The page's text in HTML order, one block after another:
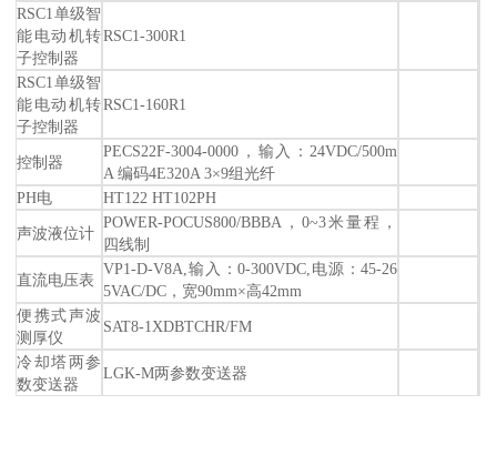
RSC1单级智
能电动机转
子控制器
RSC1-300R1
RSC1单级智
能电动机转
子控制器
RSC1-160R1
控制器
PECS22F-3004-0000，输入：24VDC/500m
A 编码4E320A 3×9组光纤
PH电
HT122 HT102PH
声波液位计
POWER-POCUS800/BBBA，0~3米量程，
四线制
直流电压表
VP1-D-V8A,输入：0-300VDC,电源：45-26
5VAC/DC，宽90mm×高42mm
便携式声波
测厚仪
SAT8-1XDBTCHR/FM
冷却塔两参
数变送器
LGK-M两参数变送器